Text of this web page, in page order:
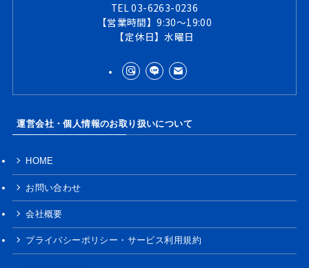
TEL 03-6263-0236
【営業時間】9:30～19:00
【定休日】水曜日
運営会社・個人情報のお取り扱いについて
HOME
お問い合わせ
会社概要
プライバシーポリシー・サービス利用規約